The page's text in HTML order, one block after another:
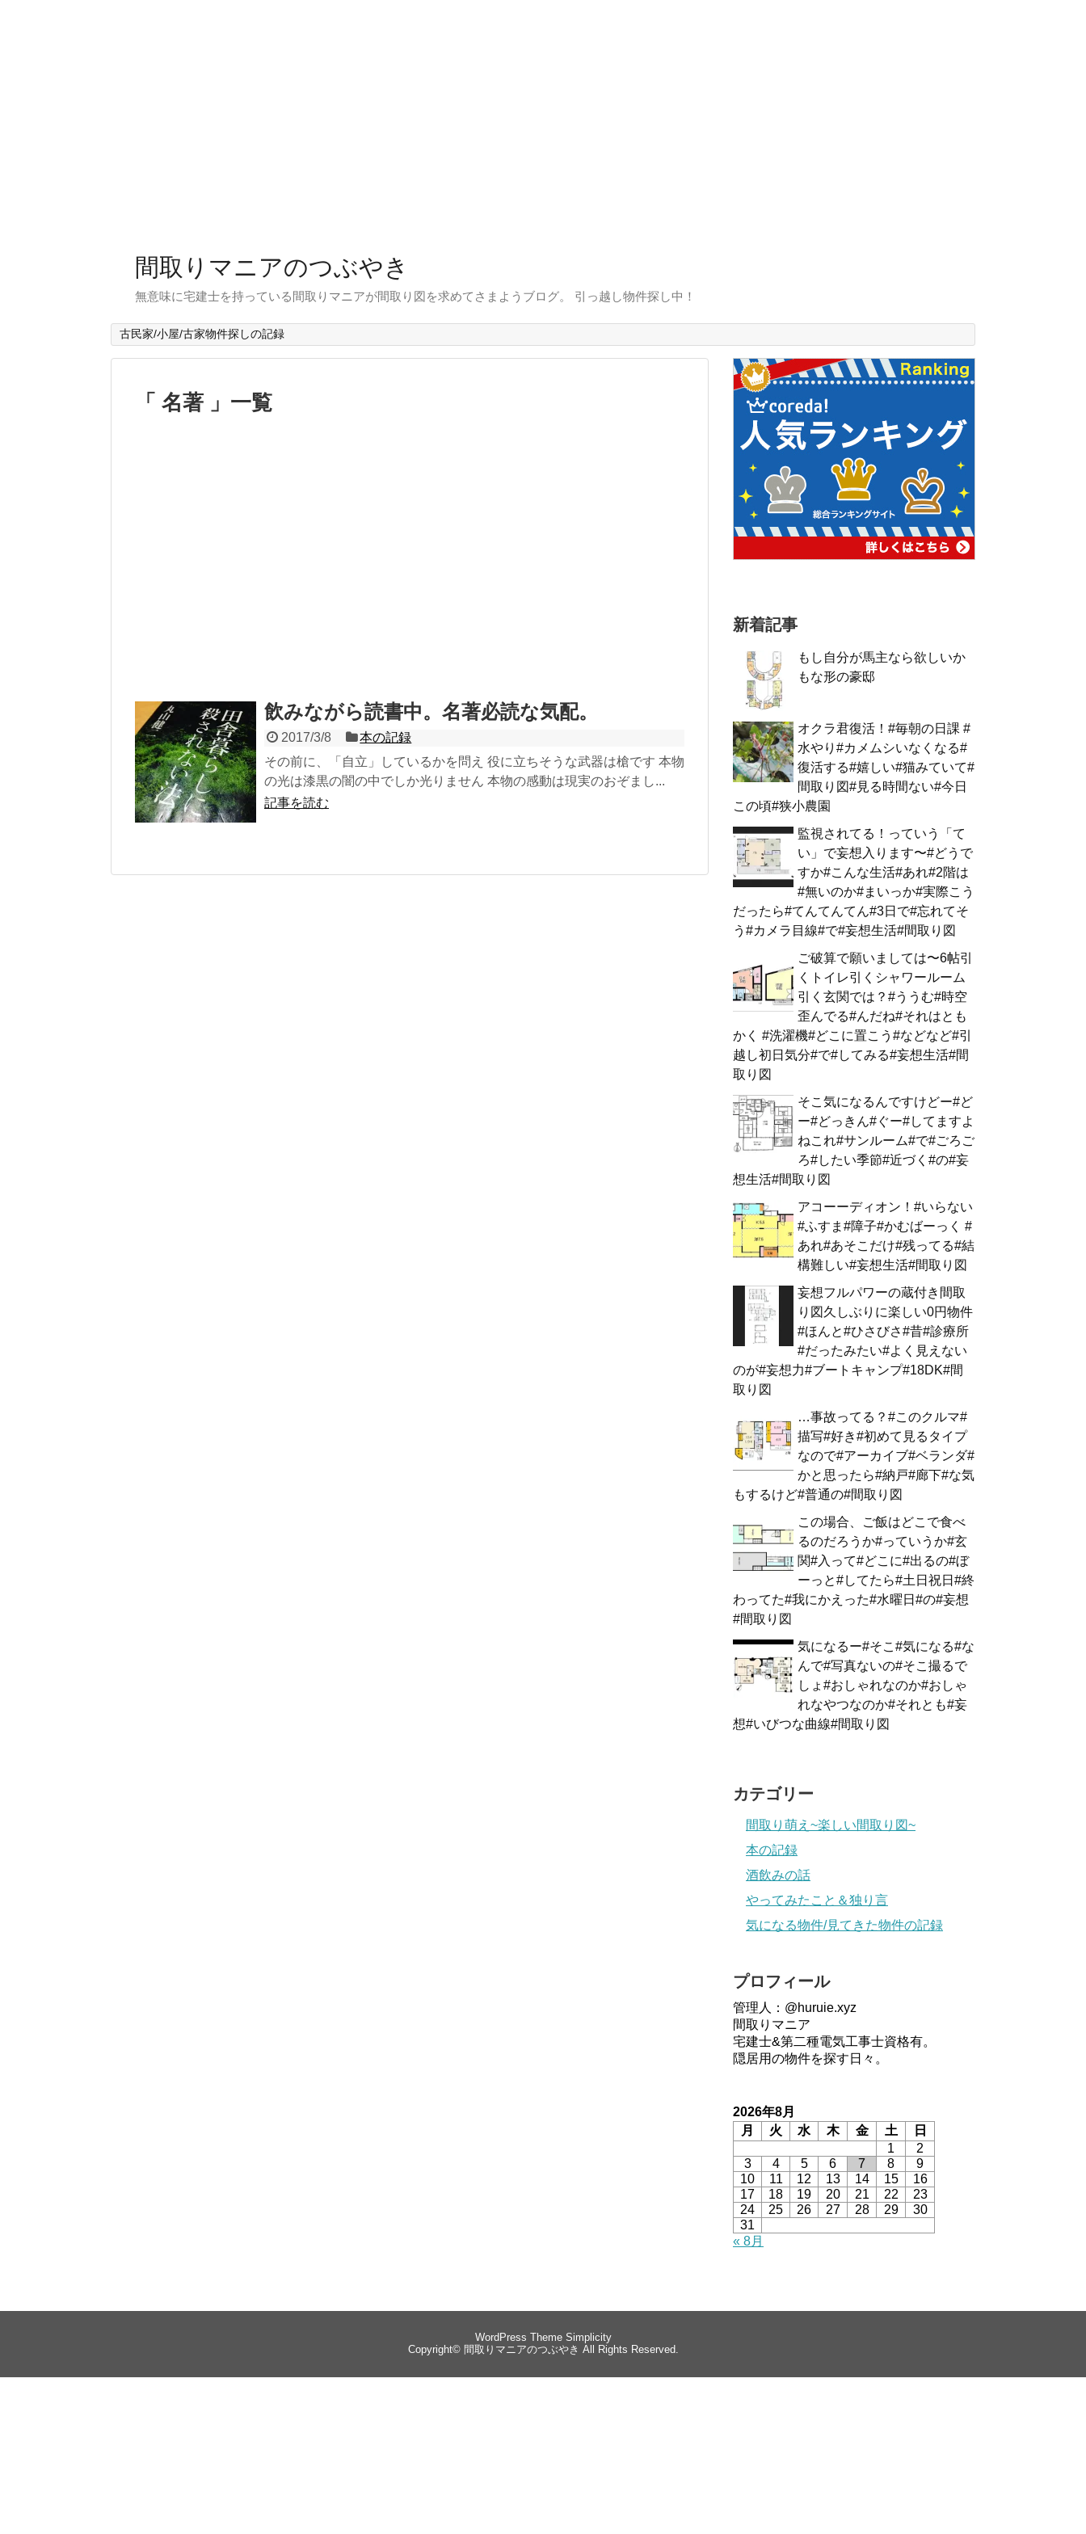
間取りマニアのつぶやき
無意味に宅建士を持っている間取りマニアが間取り図を求めてさまようブログ。 引っ越し物件探し中！
古民家/小屋/古家物件探しの記録
「 名著 」一覧
飲みながら読書中。名著必読な気配。
2017/3/8
本の記録
その前に、「自立」しているかを問え 役に立ちそうな武器は槍です 本物
の光は漆黒の闇の中でしか光りません 本物の感動は現実のおぞまし...
記事を読む
新着記事
もし自分が馬主なら欲しいか
もな形の豪邸
オクラ君復活！#毎朝の日課 #
水やり#カメムシいなくなる#
復活する#嬉しい#猫みていて#
間取り図#見る時間ない#今日
この頃#狭小農園
監視されてる！っていう「て
い」で妄想入ります〜#どうで
すか#こんな生活#あれ#2階は
#無いのか#まいっか#実際こう
だったら#てんてんてん#3日で#忘れてそ
う#カメラ目線#で#妄想生活#間取り図
ご破算で願いましては〜6帖引
くトイレ引くシャワールーム
引く玄関では？#ううむ#時空
歪んでる#んだね#それはとも
かく #洗濯機#どこに置こう#などなど#引
越し初日気分#で#してみる#妄想生活#間
取り図
そこ気になるんですけどー#ど
ー#どっきん#ぐー#してますよ
ねこれ#サンルーム#で#ごろご
ろ#したい季節#近づく#の#妄
想生活#間取り図
アコーーディオン！#いらない
#ふすま#障子#かむばーっく #
あれ#あそこだけ#残ってる#結
構難しい#妄想生活#間取り図
妄想フルパワーの蔵付き間取
り図久しぶりに楽しい0円物件
#ほんと#ひさびさ#昔#診療所
#だったみたい#よく見えない
のが#妄想力#ブートキャンプ#18DK#間
取り図
…事故ってる？#このクルマ#
描写#好き#初めて見るタイプ
なので#アーカイブ#ベランダ#
かと思ったら#納戸#廊下#な気
もするけど#普通の#間取り図
この場合、ご飯はどこで食べ
るのだろうか#っていうか#玄
関#入って#どこに#出るの#ぼ
ーっと#してたら#土日祝日#終
わってた#我にかえった#水曜日#の#妄想
#間取り図
気になるー#そこ#気になる#な
んで#写真ないの#そこ撮るで
しょ#おしゃれなのか#おしゃ
れなやつなのか#それとも#妄
想#いびつな曲線#間取り図
カテゴリー
間取り萌え~楽しい間取り図~
本の記録
酒飲みの話
やってみたこと＆独り言
気になる物件/見てきた物件の記録
プロフィール
管理人：@huruie.xyz
間取りマニア
宅建士&第二種電気工事士資格有。
隠居用の物件を探す日々。
2026年8月
月
火 水 木 金 土
日
1
2
3
4 5 6 7 8
9
10
11 12 13 14 15
16
17
18 19 20 21 22
23
24
25 26 27 28 29
30
31
« 8月
WordPress Theme Simplicity
Copyright© 間取りマニアのつぶやき All Rights Reserved.